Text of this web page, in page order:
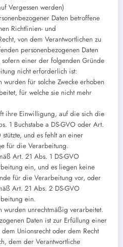
Vergessen werden)
Daten betroffene
Richtlinien- und
von dem Verantwortlichen zu
personenbezogenen Daten
einer der folgenden Gründe
nicht erforderlich ist:
für solche Zwecke erhoben
für welche sie nicht mehr
ihre Einwilligung, auf die sich die
1 Buchstabe a DS-GVO oder Art.
und es fehlt an einer
für die Verarbeitung.
Art. 21 Abs. 1 DS-GVO
ein, und es liegen keine
für die Verarbeitung vor, oder
Art. 21 Abs. 2 DS-GVO
ein.
wurden unrechtmäßig verarbeitet.
Daten ist zur Erfüllung einer
Unionsrecht oder dem Recht
dem der Verantwortliche